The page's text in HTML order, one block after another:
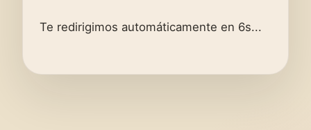
Te redirigimos automáticamente en 6s...